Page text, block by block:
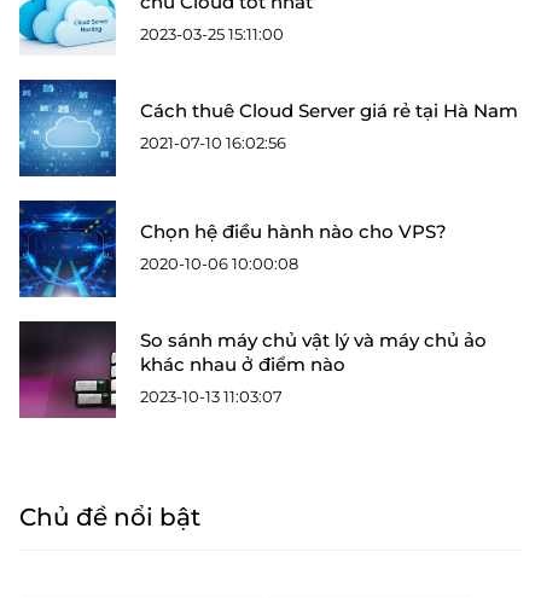
2023-03-25 15:11:00
Cách thuê Cloud Server giá rẻ tại Hà Nam
2021-07-10 16:02:56
Chọn hệ điều hành nào cho VPS?
2020-10-06 10:00:08
So sánh máy chủ vật lý và máy chủ ảo
khác nhau ở điểm nào
2023-10-13 11:03:07
Chủ đề nổi bật